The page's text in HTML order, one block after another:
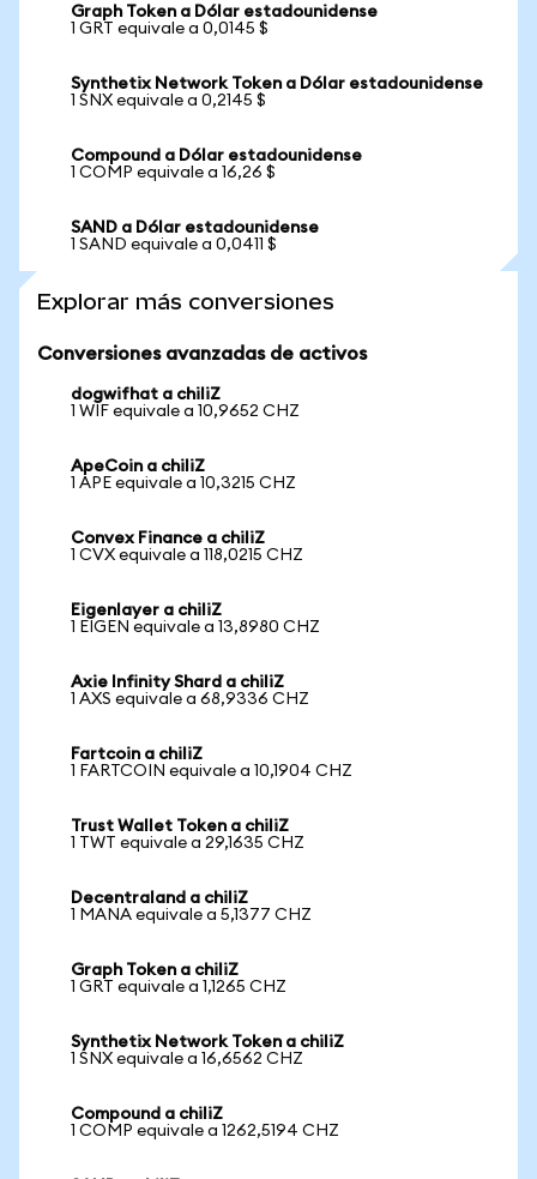
Graph Token a Dólar estadounidense
1 GRT equivale a 0,0145 $
Synthetix Network Token a Dólar estadounidense
1 SNX equivale a 0,2145 $
Compound a Dólar estadounidense
1 COMP equivale a 16,26 $
SAND a Dólar estadounidense
1 SAND equivale a 0,0411 $
Explorar más conversiones
Conversiones avanzadas de activos
dogwifhat a chiliZ
1 WIF equivale a 10,9652 CHZ
ApeCoin a chiliZ
1 APE equivale a 10,3215 CHZ
Convex Finance a chiliZ
1 CVX equivale a 118,0215 CHZ
Eigenlayer a chiliZ
1 EIGEN equivale a 13,8980 CHZ
Axie Infinity Shard a chiliZ
1 AXS equivale a 68,9336 CHZ
Fartcoin a chiliZ
1 FARTCOIN equivale a 10,1904 CHZ
Trust Wallet Token a chiliZ
1 TWT equivale a 29,1635 CHZ
Decentraland a chiliZ
1 MANA equivale a 5,1377 CHZ
Graph Token a chiliZ
1 GRT equivale a 1,1265 CHZ
Synthetix Network Token a chiliZ
1 SNX equivale a 16,6562 CHZ
Compound a chiliZ
1 COMP equivale a 1262,5194 CHZ